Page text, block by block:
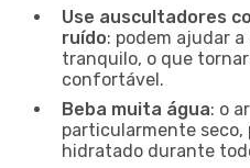
Use auscultadores
ruído: podem ajudar
tranquilo, o que
confortável.
Beba muita água: o
particularmente seco,
hidratado durante